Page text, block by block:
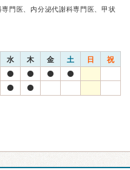
門医、内分泌代謝科専門医、甲状
水 木 金 土 日 祝